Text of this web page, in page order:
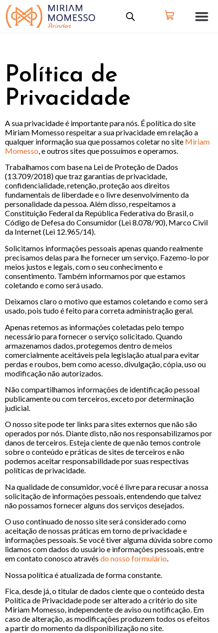
Política de
Privacidade
A sua privacidade é importante para nós. É política do site
Miriam Momesso respeitar a sua privacidade em relação a
qualquer informação sua que possamos coletar no site Miriam
Momesso, e outros sites que possuímos e operamos.
Trabalhamos com base na Lei de Proteção de Dados
(13.709/2018) que traz garantias de privacidade,
confidencialidade, retenção, proteção aos direitos
fundamentais de liberdade e o livre desenvolvimento da
personalidade da pessoa. Além disso, respeitamos a
Constituição Federal da República Federativa do Brasil, o
Código de Defesa do Consumidor (Lei 8.078/90), Marco Civil
da Internet (Lei 12.965/14).
Solicitamos informações pessoais apenas quando realmente
precisamos delas para lhe fornecer um serviço. Fazemo-lo por
meios justos e legais, com o seu conhecimento e
consentimento. Também informamos por que estamos
coletando e como será usado.
Deixamos claro o motivo que estamos coletando e como será
usado, pois tudo é feito para correta administração geral.
Apenas retemos as informações coletadas pelo tempo
necessário para fornecer o serviço solicitado. Quando
armazenamos dados, protegemos dentro de meios
comercialmente aceitáveis pela legislação atual ​​para evitar
perdas e roubos, bem como acesso, divulgação, cópia, uso ou
modificação não autorizados.
Não compartilhamos informações de identificação pessoal
publicamente ou com terceiros, exceto por determinação
judicial.
O nosso site pode ter links para sites externos que não são
operados por nós. Diante disto, não nos responsabilizamos por
danos de terceiros. Esteja ciente de que não temos controle
sobre o conteúdo e práticas de sites de terceiros e não
podemos aceitar responsabilidade por suas respectivas
políticas de privacidade.
Na qualidade de consumidor, você é livre para recusar a nossa
solicitação de informações pessoais, entendendo que talvez
não possamos fornecer alguns dos serviços desejados.
O uso continuado de nosso site será considerado como
aceitação de nossas práticas em torno de privacidade e
informações pessoais. Se você tiver alguma dúvida sobre como
lidamos com dados do usuário e informações pessoais, entre
em contato conosco através do nosso formulário.
Nossa política é atualizada de forma constante.
Fica, desde já, o titular de dados ciente que o conteúdo desta
Política de Privacidade pode ser alterado a critério do site
Miriam Momesso, independente de aviso ou notificação. Em
caso de alteração, as modificações produzem todos os efeitos
a partir do momento da disponibilização no site.